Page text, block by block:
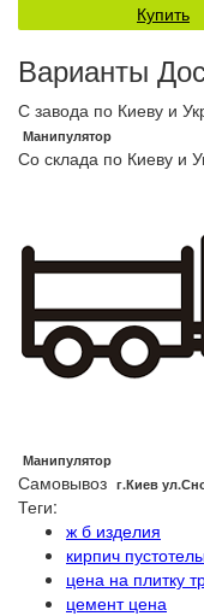
Купить
Варианты
С завода по Киеву и
Манипулятор
Со склада по Киеву и
Манипулятор
Самовывоз г.Киев
Теги:
ж б изделия
кирпич
цена на плитку
цемент цена